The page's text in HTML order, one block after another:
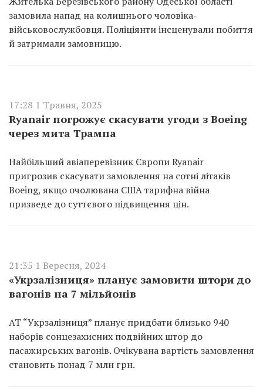
замовила напад на колишнього чоловіка-
військовослужбовця. Поліціянти інсценували побиття
й затримали замовницю.
17:28 1 Травня, 2025
Ryanair погрожує скасувати угоди з Boeing
через мита Трампа
Найбільший авіаперевізник Європи Ryanair
пригрозив скасувати замовлення на сотні літаків
Boeing, якщо очолювана США тарифна війна
призведе до суттєвого підвищення цін.
21:35 1 Вересня, 2024
«Укрзалізниця» планує замовити штори до
вагонів на 7 мільйонів
АТ “Укрзалізниця” планує придбати близько 940
наборів сонцезахисних подвійних штор до
пасажирських вагонів. Очікувана вартість замовлення
становить понад 7 млн грн.